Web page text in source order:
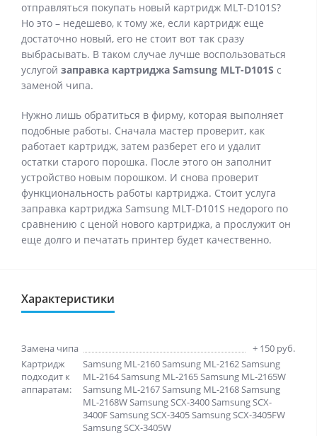
отправляться покупать новый картридж MLT-D101S?
Но это – недешево, к тому же, если картридж еще
достаточно новый, его не стоит вот так сразу
выбрасывать. В таком случае лучше воспользоваться
услугой заправка картриджа Samsung MLT-D101S с
заменой чипа.
Нужно лишь обратиться в фирму, которая выполняет
подобные работы. Сначала мастер проверит, как
работает картридж, затем разберет его и удалит
остатки старого порошка. После этого он заполнит
устройство новым порошком. И снова проверит
функциональность работы картриджа. Стоит услуга
заправка картриджа Samsung MLT-D101S недорого по
сравнению с ценой нового картриджа, а прослужит он
еще долго и печатать принтер будет качественно.
Характеристики
Замена чипа
+ 150 руб.
Картридж
подходит к
аппаратам:
Samsung ML-2160 Samsung ML-2162 Samsung
ML-2164 Samsung ML-2165 Samsung ML-2165W
Samsung ML-2167 Samsung ML-2168 Samsung
ML-2168W Samsung SCX-3400 Samsung SCX-
3400F Samsung SCX-3405 Samsung SCX-3405FW
Samsung SCX-3405W